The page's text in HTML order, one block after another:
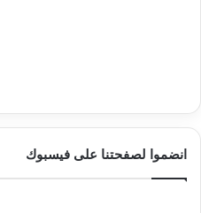
انضموا لصفحتنا على فيسبوك